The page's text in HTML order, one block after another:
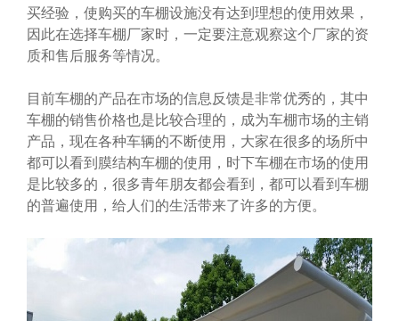
买经验，使购买的车棚设施没有达到理想的使用效果，
因此在选择车棚厂家时，一定要注意观察这个厂家的资
质和售后服务等情况。
目前车棚的产品在市场的信息反馈是非常优秀的，其中
车棚的销售价格也是比较合理的，成为车棚市场的主销
产品，现在各种车辆的不断使用，大家在很多的场所中
都可以看到膜结构车棚的使用，时下车棚在市场的使用
是比较多的，很多青年朋友都会看到，都可以看到车棚
的普遍使用，给人们的生活带来了许多的方便。